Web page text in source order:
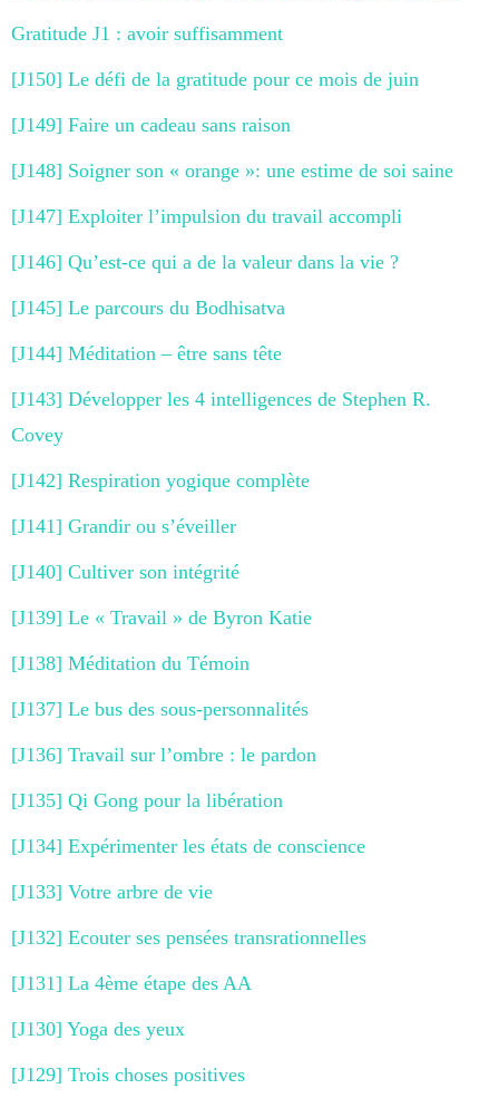
Gratitude J1 : avoir suffisamment
[J150] Le défi de la gratitude pour ce mois de juin
[J149] Faire un cadeau sans raison
[J148] Soigner son « orange »: une estime de soi saine
[J147] Exploiter l’impulsion du travail accompli
[J146] Qu’est-ce qui a de la valeur dans la vie ?
[J145] Le parcours du Bodhisatva
[J144] Méditation – être sans tête
[J143] Développer les 4 intelligences de Stephen R.
Covey
[J142] Respiration yogique complète
[J141] Grandir ou s’éveiller
[J140] Cultiver son intégrité
[J139] Le « Travail » de Byron Katie
[J138] Méditation du Témoin
[J137] Le bus des sous-personnalités
[J136] Travail sur l’ombre : le pardon
[J135] Qi Gong pour la libération
[J134] Expérimenter les états de conscience
[J133] Votre arbre de vie
[J132] Ecouter ses pensées transrationnelles
[J131] La 4ème étape des AA
[J130] Yoga des yeux
[J129] Trois choses positives